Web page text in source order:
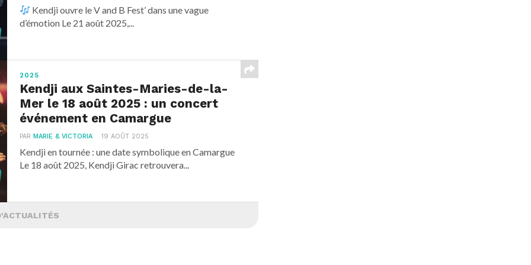
Kendji ouvre le V and B Fest’ dans une vague
d’émotion Le 21 août 2025,...
2025
Kendji aux Saintes-Maries-de-la-
Mer le 18 août 2025 : un concert
événement en Camargue
PARMARIE & VICTORIA 19 AOÛT 2025
Kendji en tournée : une date symbolique en Camargue
Le 18 août 2025, Kendji Girac retrouvera...